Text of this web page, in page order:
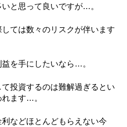
と思って良いですが…。
ては数々のリスクが伴います
を手にしたいなら…。
投資するのは難解過ぎるとい
ます…。
などほとんどもらえない今